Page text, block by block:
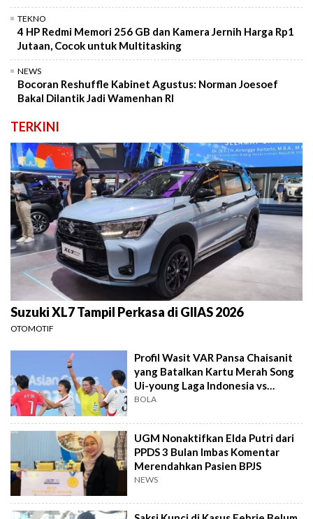
TEKNO
4 HP Redmi Memori 256 GB dan Kamera Jernih Harga Rp1
Jutaan, Cocok untuk Multitasking
NEWS
Bocoran Reshuffle Kabinet Agustus: Norman Joesoef
Bakal Dilantik Jadi Wamenhan RI
TERKINI
Suzuki XL7 Tampil Perkasa di GIIAS 2026
OTOMOTIF
Profil Wasit VAR Pansa Chaisanit
yang Batalkan Kartu Merah Song
Ui-young Laga Indonesia vs
Singapura
BOLA
UGM Nonaktifkan Elda Putri dari
PPDS 3 Bulan Imbas Komentar
Merendahkan Pasien BPJS
NEWS